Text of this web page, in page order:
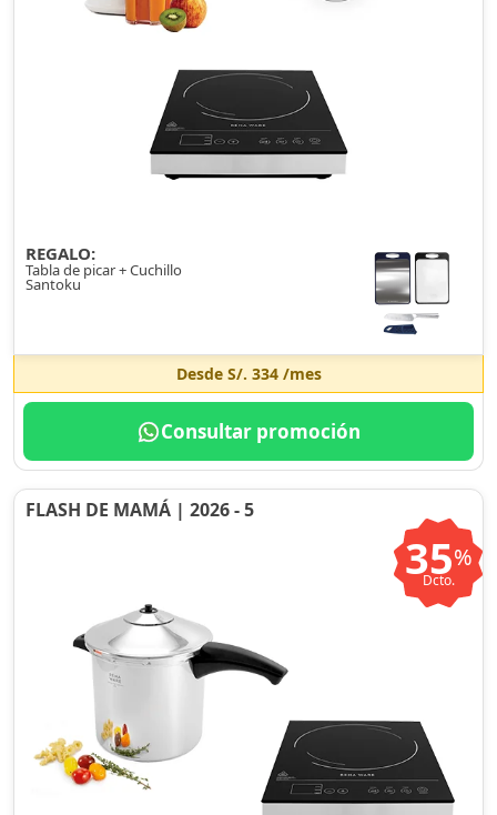
REGALO:
Tabla de picar + Cuchillo
Santoku
Desde S/. 334/mes
Consultar promoción
FLASH DE MAMÁ | 2026 - 5
35%
Dcto.